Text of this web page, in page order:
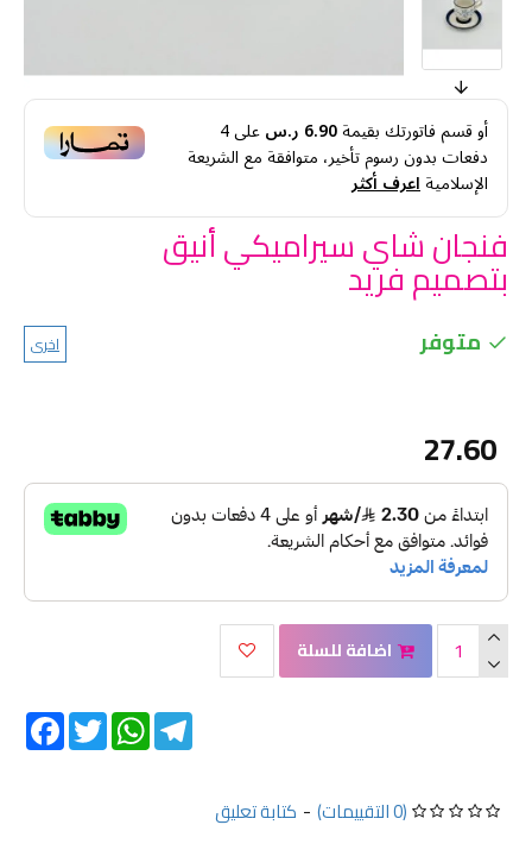
أو قسم فاتورتك بقيمة6.90 ر.س على4
دفعات بدون رسوم تأخير، متوافقة مع الشريعة
الإسلاميةاعرف أكثر
فنجان شاي سيراميكي أنيق
بتصميم فريد
متوفر اخرى
(0 التقييمات) - كتابة تعليق
27.60
اضافة للسلة
Twitter
WhatsAppTelegram